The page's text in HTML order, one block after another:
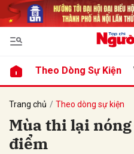
Theo Dòng Sự Kiện
Trang chủ Theo dòng sự kiện
Mùa thi lại
điểm
luận